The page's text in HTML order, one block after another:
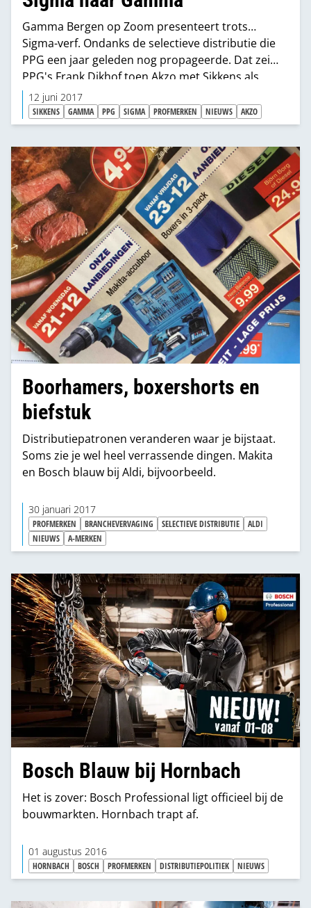
Gamma Bergen op Zoom presenteert trots…
Sigma-verf. Ondanks de selectieve distributie die
PPG een jaar geleden nog propageerde. Dat zei
PPG's Frank Dikhof toen Akzo met Sikkens als
eerste de move naar de bouwmarkten maakte.
12 juni 2017
SIKKENS GAMMA PPG SIGMA PROFMERKEN NIEUWS AKZO
Boorhamers, boxershorts en
biefstuk
Distributiepatronen veranderen waar je bijstaat.
Soms zie je wel heel verrassende dingen. Makita
en Bosch blauw bij Aldi, bijvoorbeeld.
30 januari 2017
PROFMERKEN BRANCHEVERVAGING SELECTIEVE DISTRIBUTIE
ALDI
NIEUWS
A-MERKEN
Bosch Blauw bij Hornbach
Het is zover: Bosch Professional ligt officieel bij de
bouwmarkten. Hornbach trapt af.
01 augustus 2016
HORNBACH BOSCH PROFMERKEN DISTRIBUTIEPOLITIEK NIEUWS